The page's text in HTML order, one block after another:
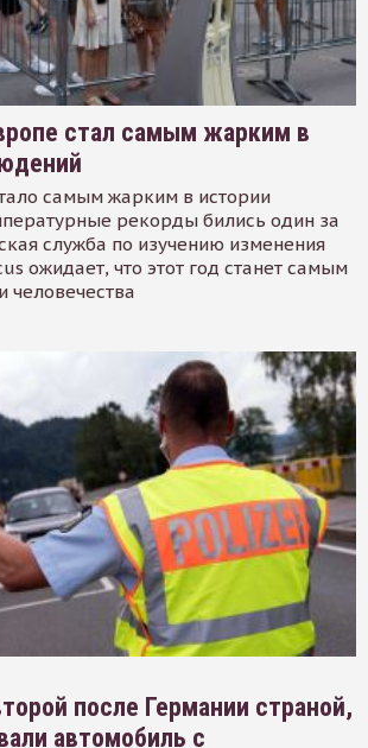
стал самым жарким в
самым жарким в истории
рекорды бились один за
служба по изучению изменения
ожидает, что этот год станет самым
человечества
после Германии страной,
автомобиль с